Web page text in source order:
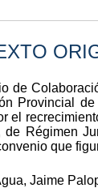
de
Provincial
el
Régimen
que
Jaime